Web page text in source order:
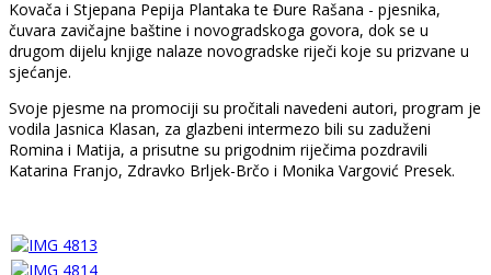
Kovača i Stjepana Pepija Plantaka te Đure Rašana - pjesnika,
čuvara zavičajne baštine i novogradskoga govora, dok se u
drugom dijelu knjige nalaze novogradske riječi koje su prizvane u
sjećanje.
Svoje pjesme na promociji su pročitali navedeni autori, program je
vodila Jasnica Klasan, za glazbeni intermezo bili su zaduženi
Romina i Matija, a prisutne su prigodnim riječima pozdravili
Katarina Franjo, Zdravko Brljek-Brčo i Monika Vargović Presek.